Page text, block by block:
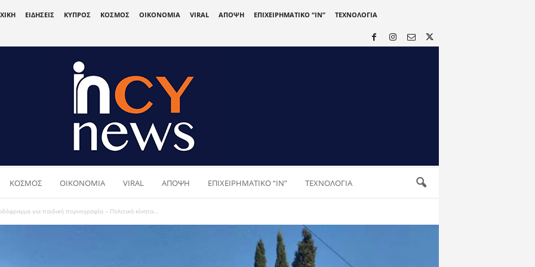
ΕΙΔΗΣΕΙΣ ΚΥΠΡΟΣ ΚΟΣΜΟΣ ΟΙΚΟΝΟΜΙΑ VIRAL ΑΠΟΨΗ ΕΠΙΧΕΙΡΗΜΑΤΙΚΟ “IN” ΤΕΧΝΟΛΟΓΙΑ
ΚΟΣΜΟΣ ΟΙΚΟΝΟΜΙΑ VIRAL ΑΠΟΨΗ ΕΠΙΧΕΙΡΗΜΑΤΙΚΟ “IN” ΤΕΧΝΟΛΟΓΙΑ
για παιδική πορνογραφία – Πολιτικά κίνητα...